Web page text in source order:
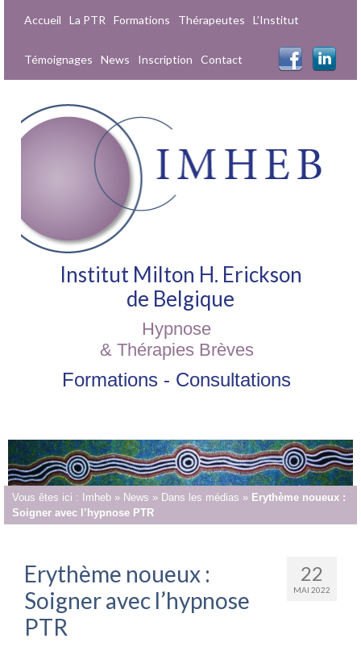
Accueil La PTR Formations Thérapeutes L’Institut
Témoignages News Inscription Contact
Institut Milton H. Erickson
de Belgique
Hypnose
& Thérapies Brèves
Formations - Consultations
Vous êtes ici : Imheb » News » Dans les médias » Erythème noueux :
Soigner avec l’hypnose PTR
22
MAI 2022
Erythème noueux :
Soigner avec l’hypnose
PTR